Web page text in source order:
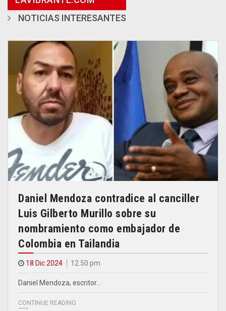
NOTICIAS INTERESANTES
Daniel Mendoza contradice al canciller
Luis Gilberto Murillo sobre su
nombramiento como embajador de
Colombia en Tailandia
18 Dic 2024 12.50 pm
Daniel Mendoza, escritor…
CONTINUE READING